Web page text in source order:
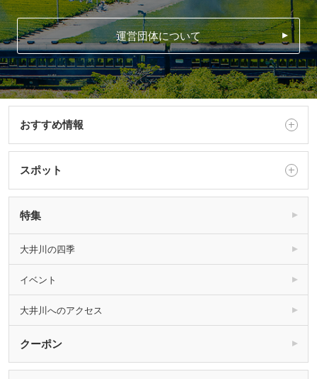
運営団体について
おすすめ情報
スポット
特集
大井川の四季
イベント
大井川へのアクセス
クーポン